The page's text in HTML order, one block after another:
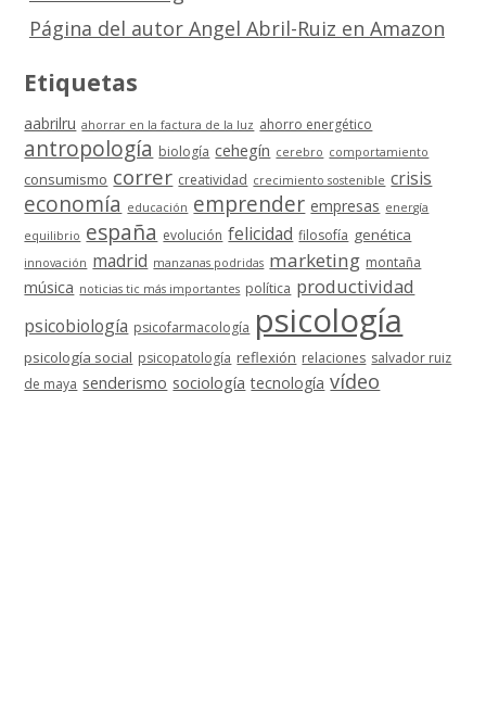
Página del autor Angel Abril-Ruiz en Amazon
Etiquetas
aabrilru ahorrar en la factura de la luz ahorro energético
antropología biología cehegín cerebro comportamiento
consumismo correr creatividad crecimiento sostenible crisis
economía educación emprender empresas energía
equilibrio españa evolución felicidad filosofía genética
innovación madrid manzanas podridas marketing montaña
música noticias tic más importantes política productividad
psicobiología psicofarmacología psicología
psicología social psicopatología reflexión relaciones salvador ruiz
de maya senderismo sociología tecnología vídeo